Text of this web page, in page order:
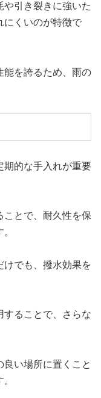
や引き裂きに強いた
にくいのが特徴で
能を誇るため、雨の
期的な手入れが重要
ことで、耐久性を保
けでも、撥水効果を
することで、さらな
い場所に置くこと